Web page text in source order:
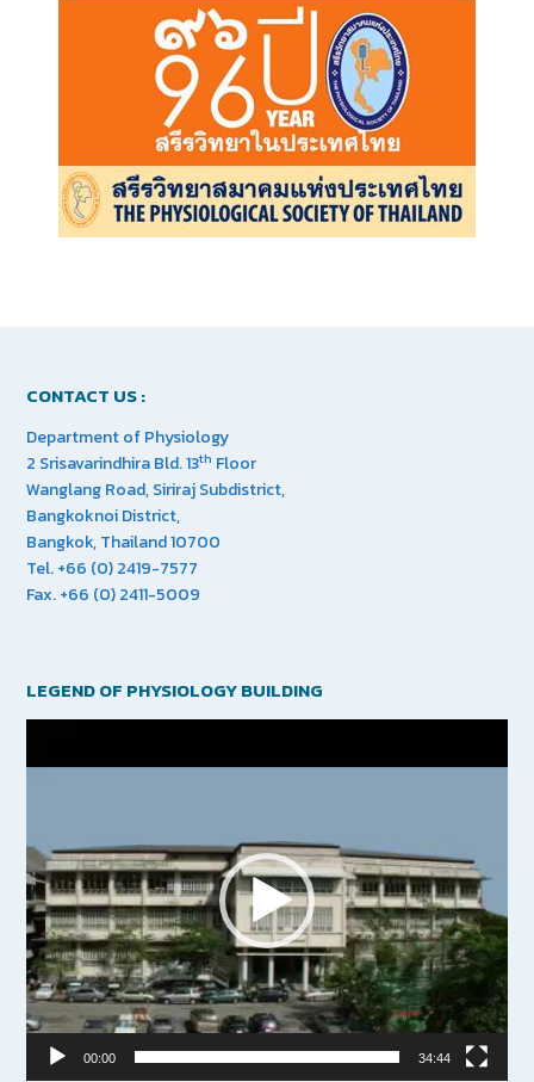
CONTACT US :
Department of Physiology
2 Srisavarindhira Bld. 13th Floor
Wanglang Road, Siriraj Subdistrict,
Bangkoknoi District,
Bangkok, Thailand 10700
Tel. +66 (0) 2419-7577
Fax. +66 (0) 2411-5009
LEGEND OF PHYSIOLOGY BUILDING
00:00 34:44